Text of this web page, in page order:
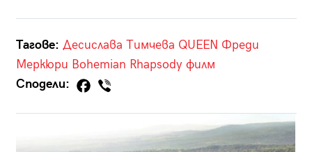
Тагове: Десислава Тимчева QUEEN Фреди
Меркюри Bohemian Rhapsody филм
Сподели: